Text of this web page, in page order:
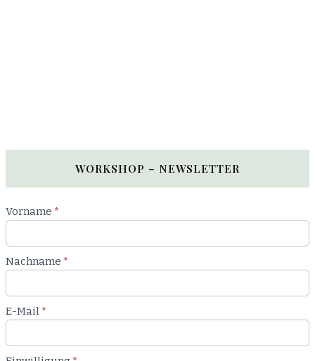
WORKSHOP – NEWSLETTER
Newsletter
Workshop
Vorname *
Nachname *
E-Mail *